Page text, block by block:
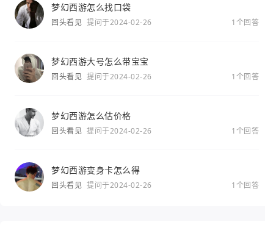
梦幻西游怎么找口袋
回头看见 提问于2024-02-26 1个回答
梦幻西游大号怎么带宝宝
回头看见 提问于2024-02-26 1个回答
梦幻西游怎么估价格
回头看见 提问于2024-02-26 1个回答
梦幻西游变身卡怎么得
回头看见 提问于2024-02-26 1个回答